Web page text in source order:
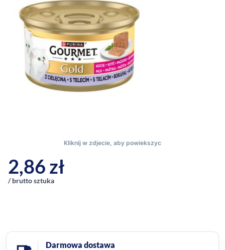
2,86zł
/ brutto sztuka
Darmowa dostawa